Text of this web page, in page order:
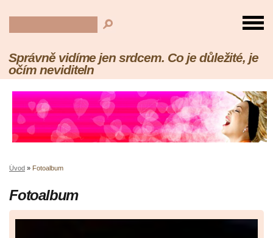
Správně vidíme jen srdcem. Co je důležité, je
očím neviditeln
Úvod » Fotoalbum
Fotoalbum